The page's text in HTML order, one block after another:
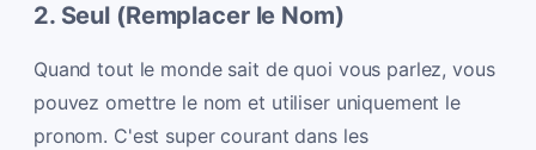
2. Seul (Remplacer le Nom)
Quand tout le monde sait de quoi vous parlez, vous
pouvez omettre le nom et utiliser uniquement le
pronom. C'est super courant dans les